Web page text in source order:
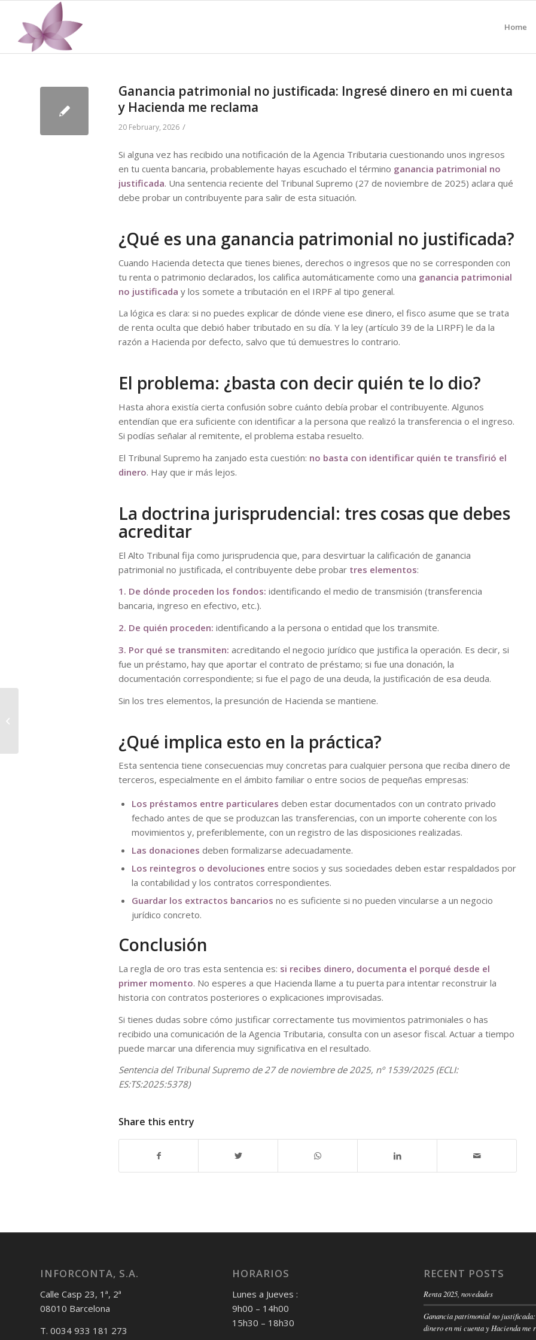
Home
Ganancia patrimonial no justificada: Ingresé dinero en mi cuenta
y Hacienda me reclama
20 February, 2026 /
Si alguna vez has recibido una notificación de la Agencia Tributaria cuestionando unos ingresos
en tu cuenta bancaria, probablemente hayas escuchado el término ganancia patrimonial no
justificada. Una sentencia reciente del Tribunal Supremo (27 de noviembre de 2025) aclara qué
debe probar un contribuyente para salir de esta situación.
¿Qué es una ganancia patrimonial no justificada?
Cuando Hacienda detecta que tienes bienes, derechos o ingresos que no se corresponden con
tu renta o patrimonio declarados, los califica automáticamente como una ganancia patrimonial
no justificada y los somete a tributación en el IRPF al tipo general.
La lógica es clara: si no puedes explicar de dónde viene ese dinero, el fisco asume que se trata
de renta oculta que debió haber tributado en su día. Y la ley (artículo 39 de la LIRPF) le da la
razón a Hacienda por defecto, salvo que tú demuestres lo contrario.
El problema: ¿basta con decir quién te lo dio?
Hasta ahora existía cierta confusión sobre cuánto debía probar el contribuyente. Algunos
entendían que era suficiente con identificar a la persona que realizó la transferencia o el ingreso.
Si podías señalar al remitente, el problema estaba resuelto.
El Tribunal Supremo ha zanjado esta cuestión: no basta con identificar quién te transfirió el
dinero. Hay que ir más lejos.
La doctrina jurisprudencial: tres cosas que debes
acreditar
El Alto Tribunal fija como jurisprudencia que, para desvirtuar la calificación de ganancia
patrimonial no justificada, el contribuyente debe probar tres elementos:
1. De dónde proceden los fondos: identificando el medio de transmisión (transferencia
bancaria, ingreso en efectivo, etc.).
2. De quién proceden: identificando a la persona o entidad que los transmite.
3. Por qué se transmiten: acreditando el negocio jurídico que justifica la operación. Es decir, si
fue un préstamo, hay que aportar el contrato de préstamo; si fue una donación, la
documentación correspondiente; si fue el pago de una deuda, la justificación de esa deuda.
Sin los tres elementos, la presunción de Hacienda se mantiene.
¿Qué implica esto en la práctica?
Esta sentencia tiene consecuencias muy concretas para cualquier persona que reciba dinero de
terceros, especialmente en el ámbito familiar o entre socios de pequeñas empresas:
Los préstamos entre particulares deben estar documentados con un contrato privado
fechado antes de que se produzcan las transferencias, con un importe coherente con los
movimientos y, preferiblemente, con un registro de las disposiciones realizadas.
Las donaciones deben formalizarse adecuadamente.
Los reintegros o devoluciones entre socios y sus sociedades deben estar respaldados por
la contabilidad y los contratos correspondientes.
Guardar los extractos bancarios no es suficiente si no pueden vincularse a un negocio
jurídico concreto.
Conclusión
La regla de oro tras esta sentencia es: si recibes dinero, documenta el porqué desde el
primer momento. No esperes a que Hacienda llame a tu puerta para intentar reconstruir la
historia con contratos posteriores o explicaciones improvisadas.
Si tienes dudas sobre cómo justificar correctamente tus movimientos patrimoniales o has
recibido una comunicación de la Agencia Tributaria, consulta con un asesor fiscal. Actuar a tiempo
puede marcar una diferencia muy significativa en el resultado.
Sentencia del Tribunal Supremo de 27 de noviembre de 2025, nº 1539/2025 (ECLI:
ES:TS:2025:5378)
Share this entry
INFORCONTA, S.A.
Calle Casp 23, 1ª, 2ª
08010 Barcelona
T. 0034 933 181 273
HORARIOS
Lunes a Jueves :
9h00 – 14h00
15h30 – 18h30
RECENT POSTS
Renta 2025, novedades
Ganancia patrimonial no
dinero en mi cuenta y Hacienda me
FORMS 720 AND 721: INFORMATIVE